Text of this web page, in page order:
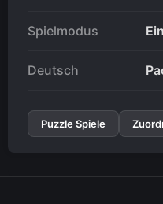
Spielmodus
Deutsch
Puzzle Spiele